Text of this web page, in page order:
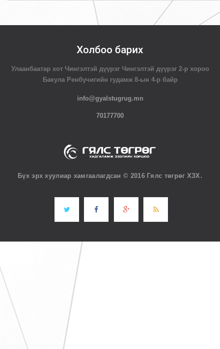
Холбоо барих
Улаанбаатар хот Чингэлтэй дүүрэг Чингэлтэй дүүрэг 2-р хороо
Бакула Ренбүчигийн гудамж 8-ын 4-р байр
info@gyalstugrug.mn
70177700
Бүх эрх хуулиар хамгаалагдсан © 2016 Гялс төгрөг ХЗХ.